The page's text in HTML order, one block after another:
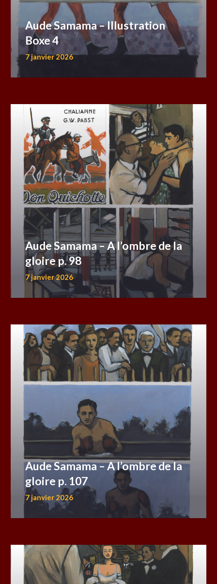
Aude Samama – Illustration
Boxe 4
7 janvier 2026
Aude Samama – A l’ombre de la
gloire p. 98
7 janvier 2026
Aude Samama – A l’ombre de la
gloire p. 107
7 janvier 2026